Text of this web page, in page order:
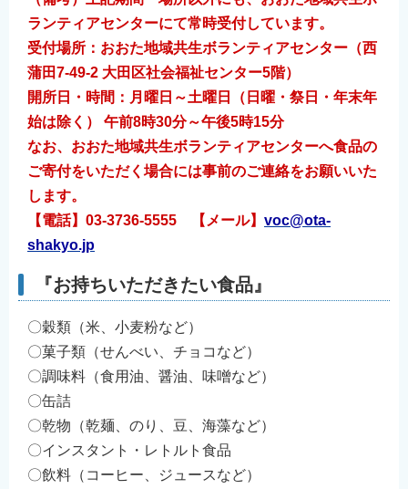
ランティアセンターにて常時受付しています。
受付場所：おおた地域共生ボランティアセンター（西
蒲田7-49-2 大田区社会福祉センター5階）
開所日・時間：月曜日～土曜日（日曜・祭日・年末年
始は除く） 午前8時30分～午後5時15分
なお、おおた地域共生ボランティアセンターへ食品の
ご寄付をいただく場合には事前のご連絡をお願いいた
します。
【電話】03-3736-5555 【メール】 voc@ota-
shakyo.jp
『お持ちいただきたい食品』
〇穀類（米、小麦粉など）
〇菓子類（せんべい、チョコなど）
〇調味料（食用油、醤油、味噌など）
〇缶詰
〇乾物（乾麺、のり、豆、海藻など）
〇インスタント・レトルト食品
〇飲料（コーヒー、ジュースなど）